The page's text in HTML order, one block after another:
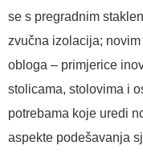
se s pregradnim
zvučna izolacija;
obloga – primjerice
stolicama, stolovima i
potrebama koje uredi
aspekte podešavanja